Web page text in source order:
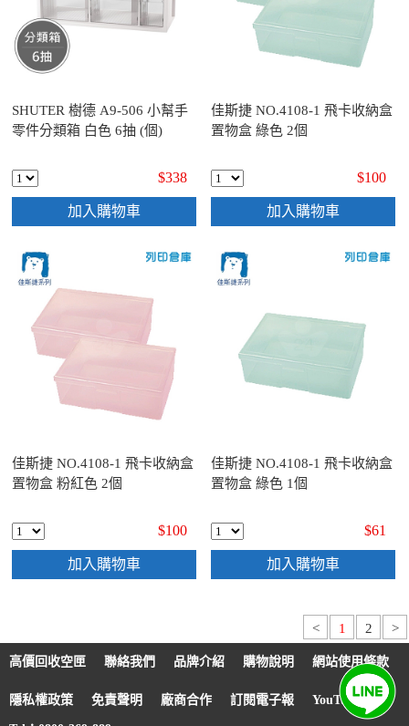
SHUTER 樹德 A9-506 小幫手
零件分類箱 白色 6抽 (個)
$338
加入購物車
佳斯捷 NO.4108-1 飛卡收納盒
置物盒 綠色 2個
$100
加入購物車
佳斯捷 NO.4108-1 飛卡收納盒
置物盒 粉紅色 2個
$100
加入購物車
佳斯捷 NO.4108-1 飛卡收納盒
置物盒 綠色 1個
$61
加入購物車
< 1 2 >
高價回收空匣 聯絡我們 品牌介紹 購物說明 網站使用條款
隱私權政策 免責聲明 廠商合作 訂閱電子報 YouTube